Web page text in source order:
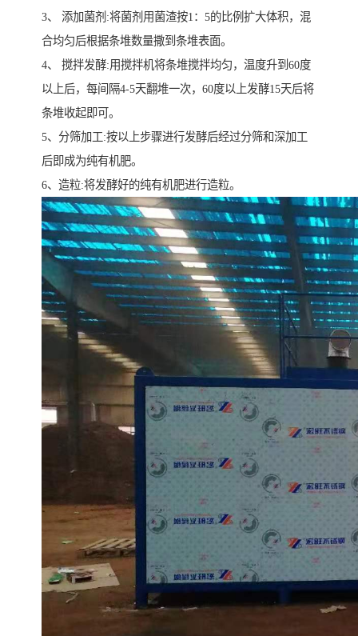
3、 添加菌剂:将菌剂用菌渣按1：5的比例扩大体积，混
合均匀后根据条堆数量撒到条堆表面。
4、 搅拌发酵:用搅拌机将条堆搅拌均匀，温度升到60度
以上后，每间隔4-5天翻堆一次，60度以上发酵15天后将
条堆收起即可。
5、分筛加工:按以上步骤进行发酵后经过分筛和深加工
后即成为纯有机肥。
6、造粒:将发酵好的纯有机肥进行造粒。